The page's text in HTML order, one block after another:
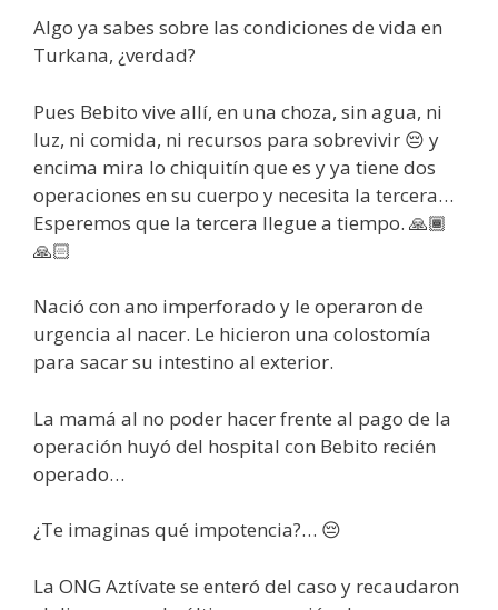
Algo ya sabes sobre las condiciones de vida en
Turkana, ¿verdad?
Pues Bebito vive allí, en una choza, sin agua, ni
luz, ni comida, ni recursos para sobrevivir 😔 y
encima mira lo chiquitín que es y ya tiene dos
operaciones en su cuerpo y necesita la tercera…
Esperemos que la tercera llegue a tiempo. 🙏🏾
🙏🏻
Nació con ano imperforado y le operaron de
urgencia al nacer. Le hicieron una colostomía
para sacar su intestino al exterior.
La mamá al no poder hacer frente al pago de la
operación huyó del hospital con Bebito recién
operado…
¿Te imaginas qué impotencia?… 😔
La ONG Aztívate se enteró del caso y recaudaron